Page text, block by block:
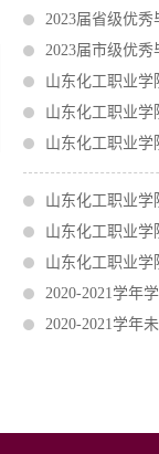
2023届省级优
2023届市级优
山东化工职业学
山东化工职业学
山东化工职业学
山东化工职业学
山东化工职业学
山东化工职业学
2020-2021学年
2020-2021学年